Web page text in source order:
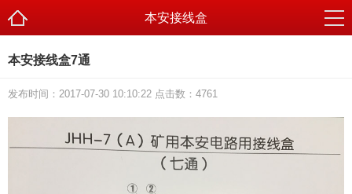
本安接线盒
本安接线盒7通
发布时间：2017-07-30 10:10:22 点击数： 4761